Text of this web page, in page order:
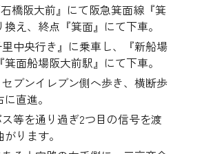
橋阪大前』にて阪急箕面線『箕
え、終点『箕面』にて下車。
中央行き』に乗車し、『新船場
面船場阪大前駅』にて下車。
ブンイレブン側へ歩き、横断歩
直進。
等を通り過ぎ2つ目の信号を渡
ります。